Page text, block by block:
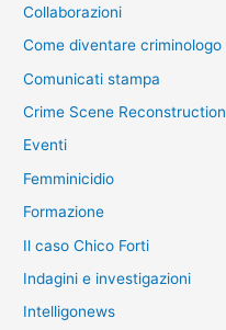
Collaborazioni
Come diventare criminologo
Comunicati stampa
Crime Scene Reconstruction
Eventi
Femminicidio
Formazione
Il caso Chico Forti
Indagini e investigazioni
Intelligonews